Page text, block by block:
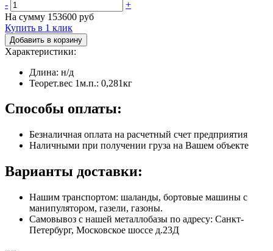
-
+
На сумму 153600 руб
Купить в 1 клик
Добавить в корзину
Характеристики:
Длина: н/д
Теорет.вес 1м.п.: 0,281кг
Способы оплаты:
Безналичная оплата на расчетный счет предприятия
Наличными при получении груза на Вашем объекте
Варианты доставки:
Нашим транспортом: шаланды, бортовые машины с
манипулятором, газели, газоны.
Самовывоз с нашей металлобазы по адресу: Санкт-
Петербург, Московское шоссе д.23Д